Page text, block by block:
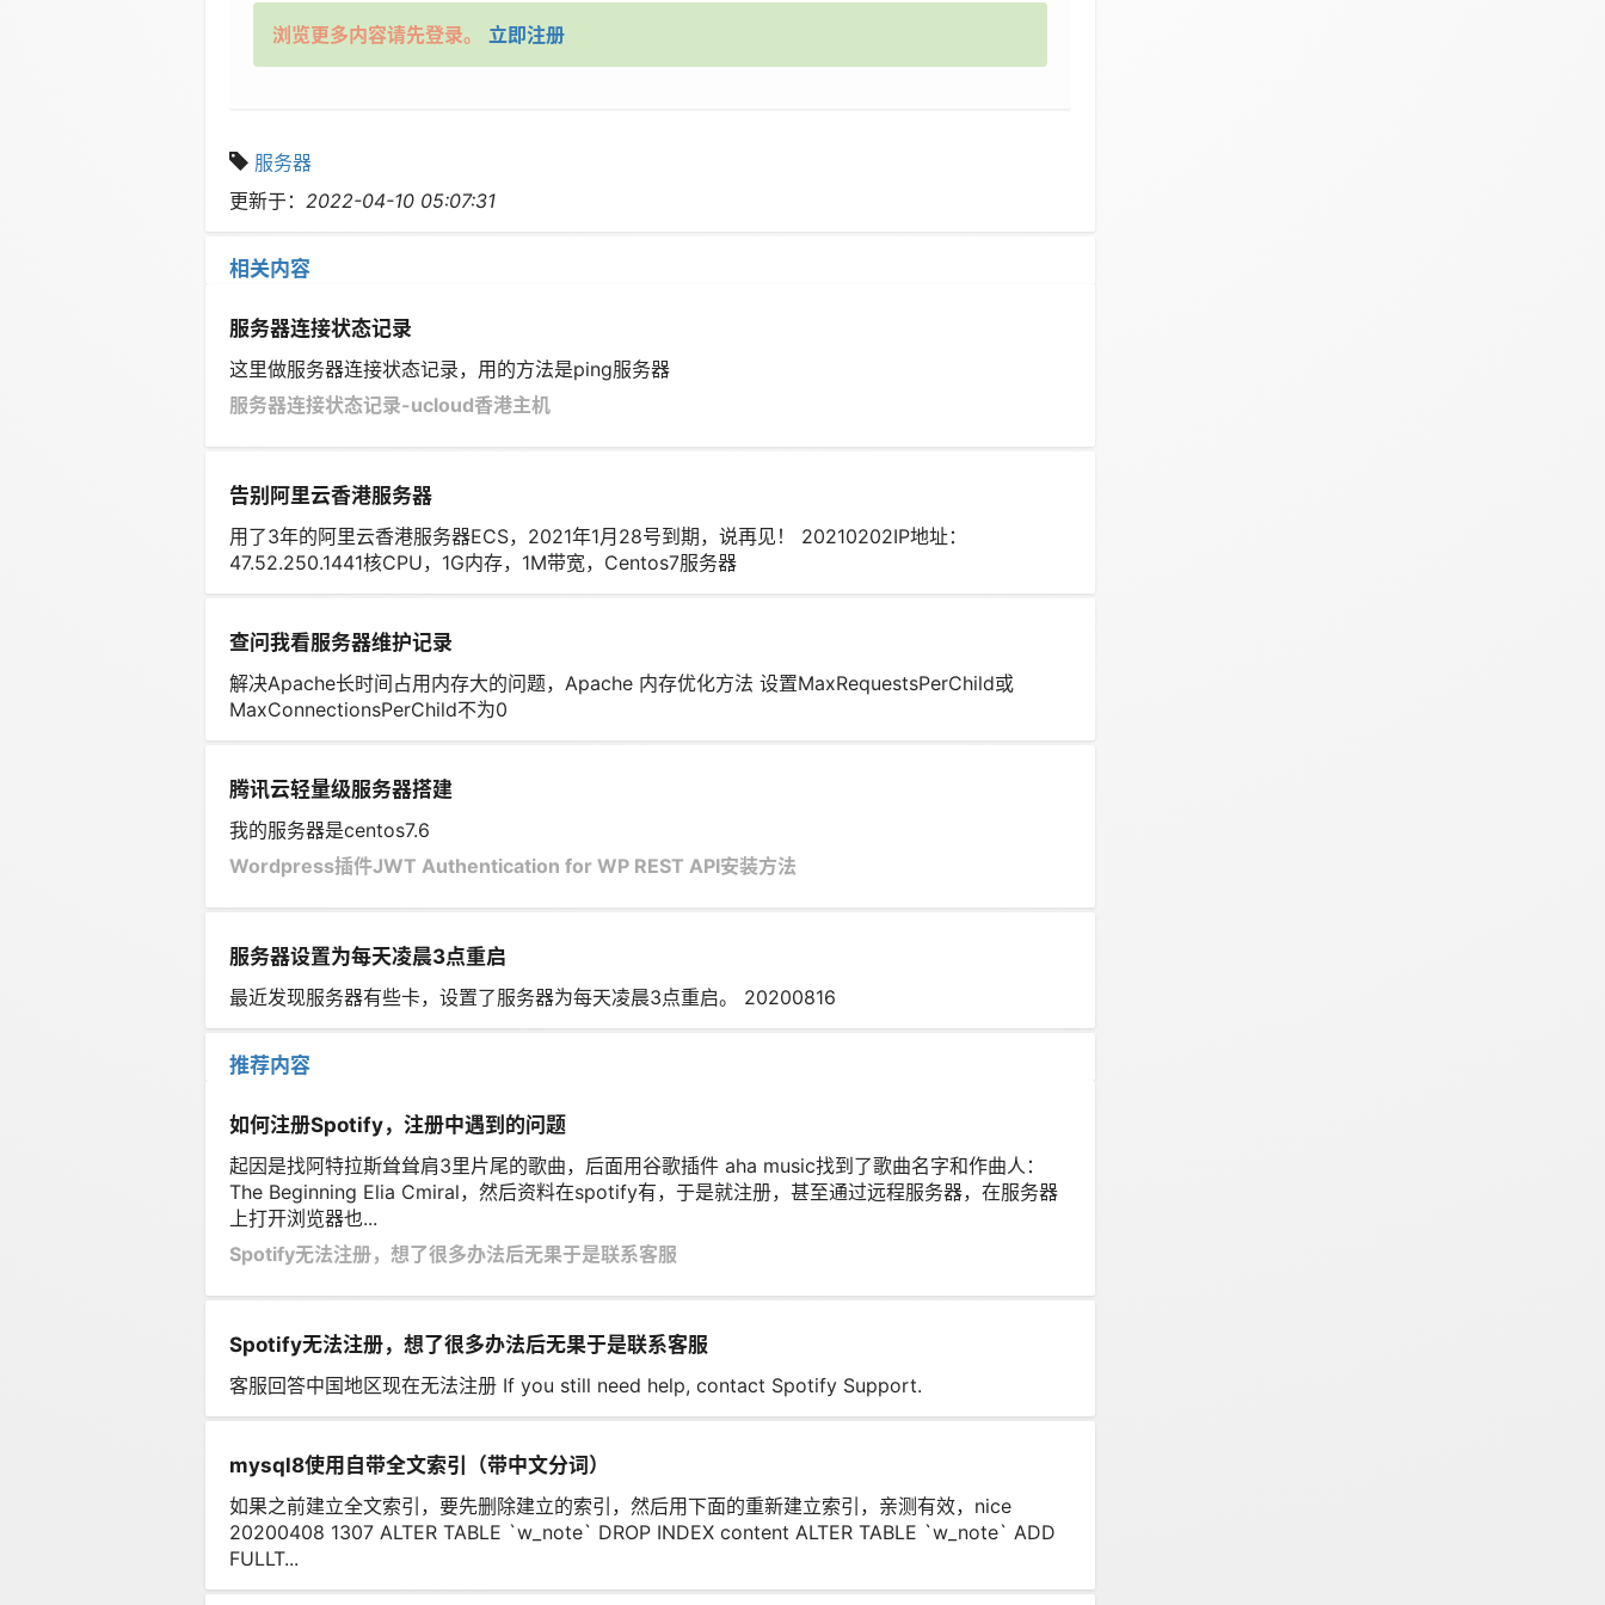
浏览更多内容请先登录。 立即注册
服务器
更新于： 2022-04-10 05:07:31
相关内容
服务器连接状态记录
这里做服务器连接状态记录，用的方法是ping服务器
服务器连接状态记录-ucloud香港主机
告别阿里云香港服务器
用了3年的阿里云香港服务器ECS，2021年1月28号到期，说再见！ 20210202IP地址：
47.52.250.1441核CPU，1G内存，1M带宽，Centos7服务器
查问我看服务器维护记录
解决Apache长时间占用内存大的问题，Apache 内存优化方法 设置MaxRequestsPerChild或
MaxConnectionsPerChild不为0
腾讯云轻量级服务器搭建
我的服务器是centos7.6
Wordpress插件JWT Authentication for WP REST API安装方法
服务器设置为每天凌晨3点重启
最近发现服务器有些卡，设置了服务器为每天凌晨3点重启。 20200816
推荐内容
如何注册Spotify，注册中遇到的问题
起因是找阿特拉斯耸耸肩3里片尾的歌曲，后面用谷歌插件 aha music找到了歌曲名字和作曲人：
The Beginning Elia Cmiral，然后资料在spotify有，于是就注册，甚至通过远程服务器，在服务器
上打开浏览器也...
Spotify无法注册，想了很多办法后无果于是联系客服
Spotify无法注册，想了很多办法后无果于是联系客服
客服回答中国地区现在无法注册 If you still need help, contact Spotify Support.
mysql8使用自带全文索引（带中文分词）
如果之前建立全文索引，要先删除建立的索引，然后用下面的重新建立索引，亲测有效，nice
20200408 1307 ALTER TABLE `w_note` DROP INDEX content ALTER TABLE `w_note` ADD
FULLT...